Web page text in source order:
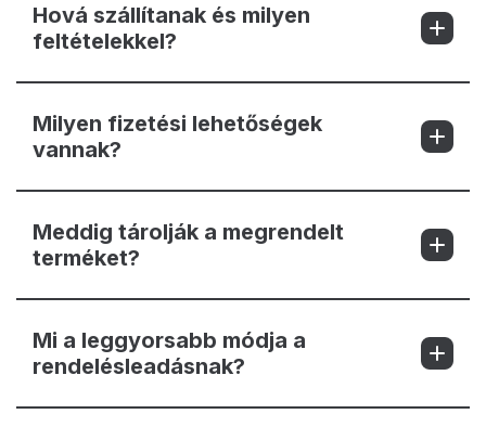
Hová szállítanak és milyen
feltételekkel?
Milyen fizetési lehetőségek
vannak?
Meddig tárolják a megrendelt
terméket?
Mi a leggyorsabb módja a
rendelésleadásnak?